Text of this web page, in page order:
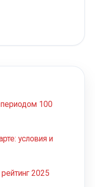
100
условия и
2025